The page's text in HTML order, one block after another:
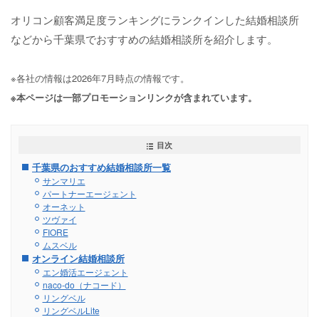
オリコン顧客満足度ランキングにランクインした結婚相談所
などから千葉県でおすすめの結婚相談所を紹介します。
※各社の情報は2026年7月時点の情報です。
※本ページは一部プロモーションリンクが含まれています。
目次
千葉県のおすすめ結婚相談所一覧
サンマリエ
パートナーエージェント
オーネット
ツヴァイ
FIORE
ムスベル
オンライン結婚相談所
エン婚活エージェント
naco-do（ナコード）
リングベル
リングベルLite